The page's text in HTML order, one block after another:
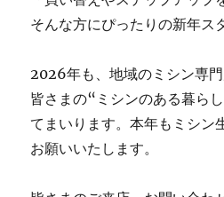
そんな方にぴったりの新年ス
2026年も、地域のミシン専
皆さまの“ミシンのある暮ら
てまいります。本年もミシン
お願いいたします。